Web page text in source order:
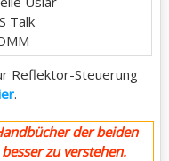
Talk
Reflektor-Steuerung
.
der beiden
zu verstehen.